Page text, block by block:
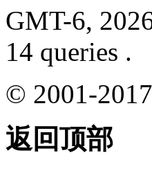
GMT-6,
14 queries .
© 2001-2017
返回顶部